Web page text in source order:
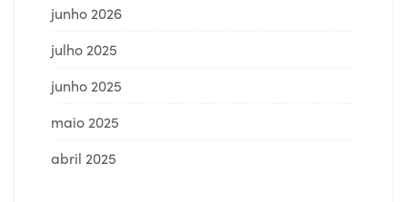
junho 2026
julho 2025
junho 2025
maio 2025
abril 2025